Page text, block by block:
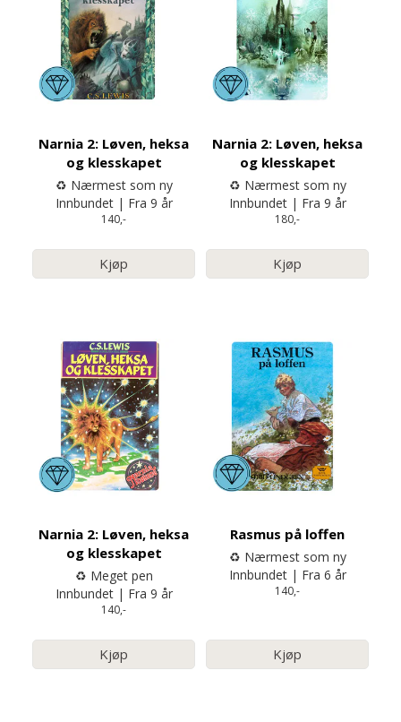
Narnia 2: Løven, heksa
og klesskapet
♻️ Nærmest som ny
Innbundet | Fra 9 år
140,-
Kjøp
Narnia 2: Løven, heksa
og klesskapet
♻️ Nærmest som ny
Innbundet | Fra 9 år
180,-
Kjøp
Narnia 2: Løven, heksa
og klesskapet
♻️ Meget pen
Innbundet | Fra 9 år
140,-
Kjøp
Rasmus på loffen
♻️ Nærmest som ny
Innbundet | Fra 6 år
140,-
Kjøp